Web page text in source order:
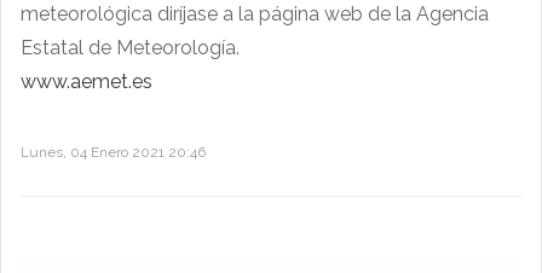
meteorológica diríjase a la página web de la Agencia
Estatal de Meteorología.
www.aemet.es
Lunes, 04 Enero 2021 20:46